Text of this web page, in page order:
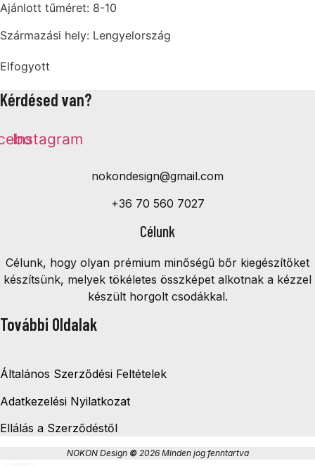
Ajánlott tűméret: 8-10
Származási hely: Lengyelország
Elfogyott
Kérdésed van?
Instagram
nokondesign@gmail.com
+36 70 560 7027
Célunk
Célunk, hogy olyan prémium minőségű bőr kiegészítőket
készítsünk, melyek tökéletes összképet alkotnak a kézzel
készült horgolt csodákkal.
További Oldalak
Általános Szerződési Feltételek
Adatkezelési Nyilatkozat
Ellálás a Szerződéstől
NOKON Design ©2026 Minden jog fenntartva